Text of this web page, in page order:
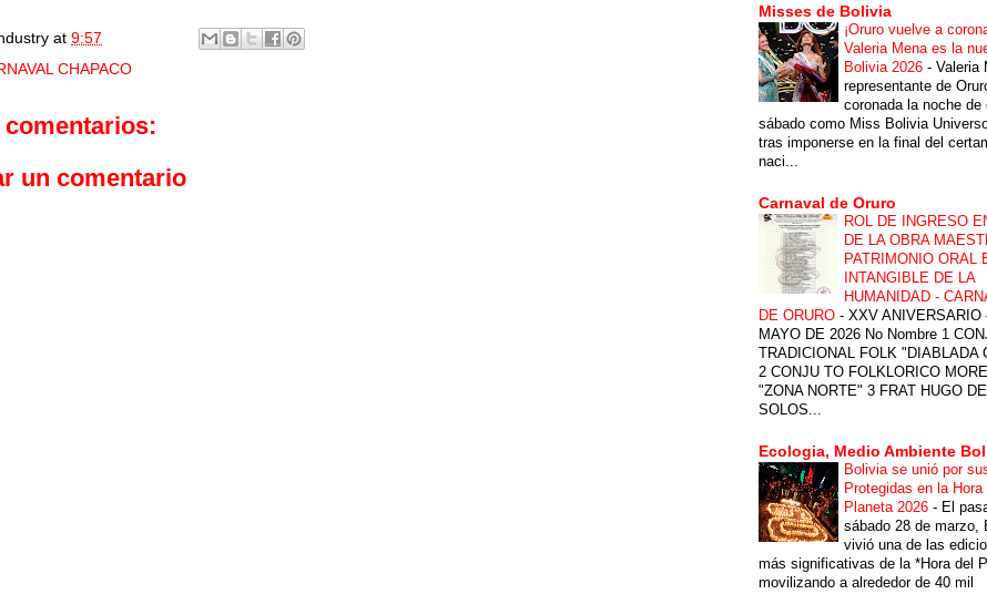
at 9:57
CHAPACO
comentarios:
un comentario
Misses de Bolivia
¡Oruro vuelve a
Valeria Mena es la
Bolivia 2026 - Valeria
representante de
coronada la noche de
sábado como Miss Bolivia
tras imponerse en la final del
naci...
Carnaval de Oruro
ROL DE INGRESO
DE LA OBRA
PATRIMONIO ORAL
INTANGIBLE DE LA
HUMANIDAD -
DE ORURO - XXV ANIVERSARIO
MAYO DE 2026 No Nombre 1
TRADICIONAL FOLK "DIABLADA
2 CONJU TO FOLKLORICO
"ZONA NORTE" 3 FRAT HUGO
SOLOS...
Ecologia, Medio Ambiente
Bolivia se unió por
Protegidas en la Hora
Planeta 2026 - El
sábado 28 de marzo,
vivió una de las
más significativas de la *Hora del
movilizando a alrededor de 40 mil